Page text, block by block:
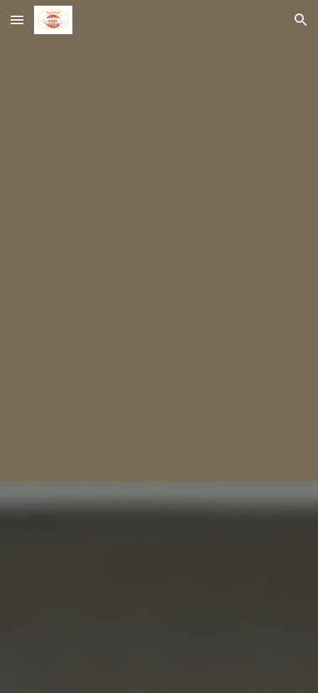
Skip to main content Skip to navigation